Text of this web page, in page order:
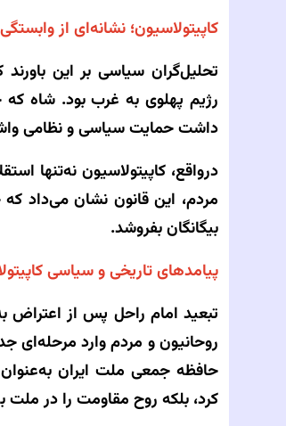
کاپیتولاسیون؛ نشانه‌ای از
تحلیل‌گران سیاسی بر این
رژیم پهلوی به غرب بود. شاه که
داشت حمایت سیاسی و نظامی
درواقع، کاپیتولاسیون نه‌تنها
مردم، این قانون نشان می‌داد
بیگانگان بفروشد.
پیامدهای تاریخی و سیاسی
تبعید امام راحل پس از اعتراض
روحانیون و مردم وارد مرحله‌ای
حافظه جمعی ملت ایران به‌عنوان
کرد، بلکه روح مقاومت را در ملت